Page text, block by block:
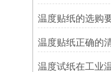
温度贴纸的选购
温度贴纸正确的
温度试纸在工业